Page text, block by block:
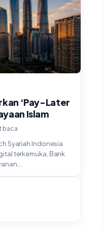
‘Pay-Later
Islam
baca
Syariah Indonesia
terkemuka, Bank